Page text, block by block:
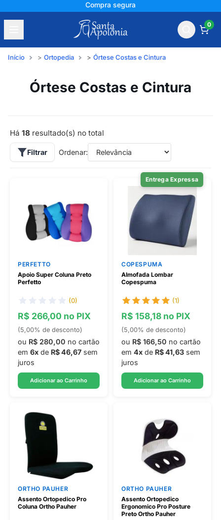
+150 mil avaliações
0
Início Ortopedia Órtese Costas e Cintura
Órtese Costas e Cintura
Há 18 resultado(s) no total
Filtrar Ordenar:
PERFETTO
Apoio Super Coluna Preto
Perfetto
(0)
R$ 266,00 no PIX
(5,00% de desconto)
ou R$ 280,00 no cartão
em 6x de R$ 46,67 sem
juros
Adicionar ao Carrinho
Entrega Expressa
COPESPUMA
Almofada Lombar
Copespuma
(1)
R$ 158,18 no PIX
(5,00% de desconto)
ou R$ 166,50 no cartão
em 4x de R$ 41,63 sem
juros
Adicionar ao Carrinho
ORTHO PAUHER
Assento Ortopedico Pro
Coluna Ortho Pauher
ORTHO PAUHER
Assento Ortopedico
Ergonomico Pro Posture
Preto Ortho Pauher